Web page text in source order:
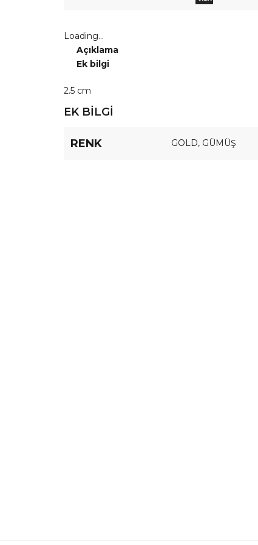
Loading...
Açıklama
Ek bilgi
2.5 cm
EK BILGI
RENK GOLD, GÜMÜŞ